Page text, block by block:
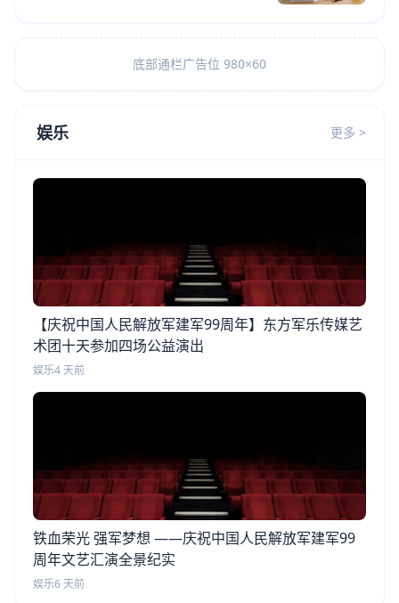
底部通栏广告位 980×60
娱乐 更多 >
【庆祝中国人民解放军建军99周年】东方军乐传媒艺
术团十天参加四场公益演出
娱乐4 天前
铁血荣光 强军梦想 ——庆祝中国人民解放军建军99
周年文艺汇演全景纪实
娱乐6 天前